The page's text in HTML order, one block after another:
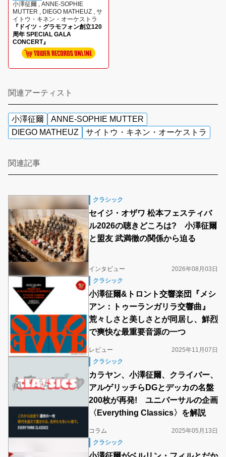
小澤征爾 , ANNE-SOPHIE
MUTTER , DIEGO MATHEUZ , サ
イトウ・キネン・オーケストラ
『ドイツ・グラモフォン創立120
周年 SPECIAL GALA
CONCERT』
関連アーティスト
小澤征爾
ANNE-SOPHIE MUTTER
DIEGO MATHEUZ
サイトウ・キネン・オーケストラ
関連記事
クラシック
セイジ・オザワ 松本フェスティバ
ル2026の聴きどころは? 小澤征爾
と盟友 武満徹の関係から迫る
インタビュー
2026年08月03日
クラシック
小澤征爾&トロント交響楽団『メシ
アン：トゥーランガリラ交響曲』
荒々しさと美しさとが同居し、鮮烈
で爽快な最重要音源の一つ
レビュー
2025年11月07日
クラシック
カラヤン、小澤征爾、クライバー、
アルゲリッチらDGとデッカの名盤
200枚が再発! ユニバーサルの企画
〈Everything Classics〉を解説
コラム
2025年05月13日
クラシック